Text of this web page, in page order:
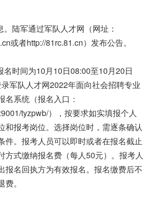
陆军通过军队人才网（网址：
或者http://81rc.81.cn）发布公告。
时间为10月10日08:00至10月20日
军队人才网2022年面向社会招聘专业
名系统（报名入口：
tyzpwb/），按要求如实填报个人
和报考岗位。选择岗位时，需逐条确认
件。报考人员可以即时或者在报名截止
方式缴纳报名费（每人50元）。报考人
报名回执方为有效报名。报名缴费后不
。